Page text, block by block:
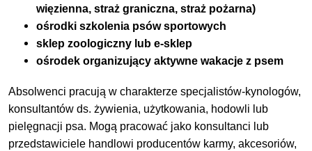
więzienna, straż graniczna, straż pożarna)
ośrodki szkolenia psów sportowych
sklep zoologiczny lub e-sklep
ośrodek organizujący aktywne wakacje z psem
Absolwenci pracują w charakterze specjalistów-kynologów,
konsultantów ds. żywienia, użytkowania, hodowli lub
pielęgnacji psa. Mogą pracować jako konsultanci lub
przedstawiciele handlowi producentów karmy, akcesoriów,